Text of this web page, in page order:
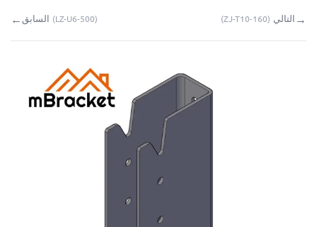
التحميلات
استفساراتي
← السابق (LZ-U6-500) (ZJ-T10-160) التالي →